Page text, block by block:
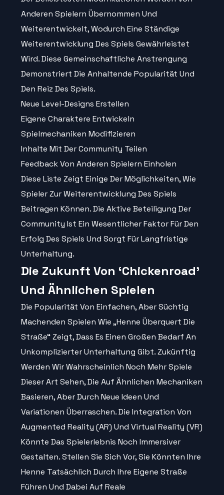
Anderen Spielern Übernommen Und
Weiterentwickelt, Wodurch Eine Ständige
Weiterentwicklung Des Spiels Gewährleistet
Wird. Diese Gemeinschaftliche Anstrengung
Demonstriert Die Anhaltende Popularität Und
Den Reiz Des Spiels.
Neue Level-Designs Erstellen
Eigene Charaktere Entwickeln
Spielmechaniken Modifizieren
Inhalte Mit Der Community Teilen
Feedback Von Anderen Spielern Einholen
Diese Liste Zeigt Einige Der Möglichkeiten, Wie
Spieler Zur Weiterentwicklung Des Spiels
Beitragen Können. Die Aktive Beteiligung Der
Community Ist Ein Wesentlicher Faktor Für Den
Erfolg Des Spiels Und Sorgt Für Langfristige
Unterhaltung.
Die Zukunft Von ‘chickenroad’
Und Ähnlichen Spielen
Die Popularität Von Einfachen, Aber Süchtig
Machenden Spielen Wie „Henne Überquert Die
Straße“ Zeigt, Dass Es Einen Großen Bedarf An
Unkomplizierter Unterhaltung Gibt. Zukünftig
Werden Wir Wahrscheinlich Noch Mehr Spiele
Dieser Art Sehen, Die Auf Ähnlichen Mechaniken
Basieren, Aber Durch Neue Ideen Und
Variationen Überraschen. Die Integration Von
Augmented Reality (AR) Und Virtual Reality (VR)
Könnte Das Spielerlebnis Noch Immersiver
Gestalten. Stellen Sie Sich Vor, Sie Könnten Ihre
Henne Tatsächlich Durch Ihre Eigene Straße
Führen Und Dabei Auf Reale